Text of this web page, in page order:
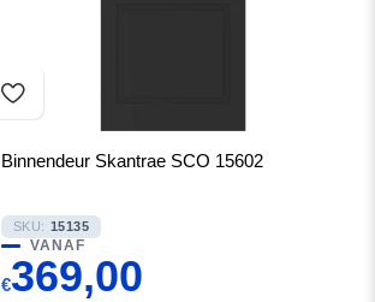
Binnendeur Skantrae SCO 15602
SKU: 15135
VANAF
€369,00